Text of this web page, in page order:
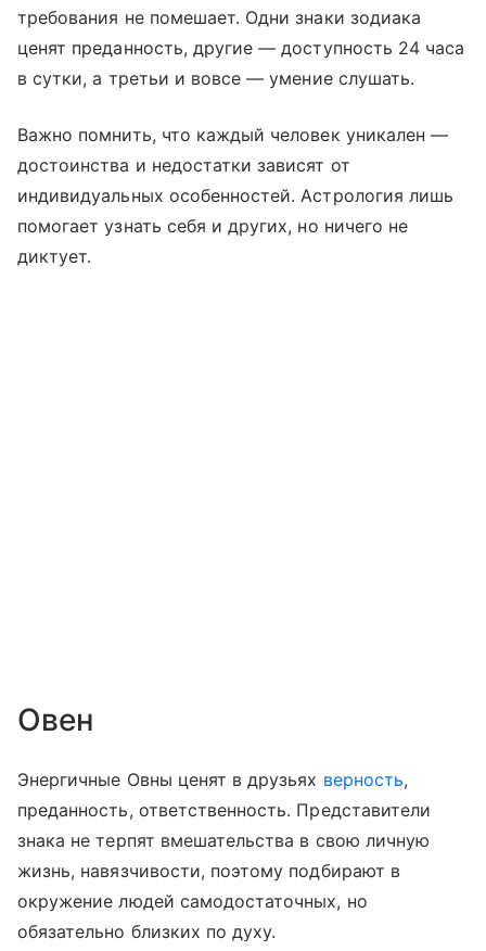
требования не помешает. Одни знаки зодиака
ценят преданность, другие — доступность 24 часа
в сутки, а третьи и вовсе — умение слушать.
Важно помнить, что каждый человек уникален —
достоинства и недостатки зависят от
индивидуальных особенностей. Астрология лишь
помогает узнать себя и других, но ничего не
диктует.
Овен
Энергичные Овны ценят в друзьях верность,
преданность, ответственность. Представители
знака не терпят вмешательства в свою личную
жизнь, навязчивости, поэтому подбирают в
окружение людей самодостаточных, но
обязательно близких по духу.